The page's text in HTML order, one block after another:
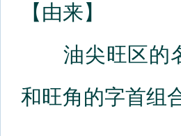
【由来】
油尖旺区的名
和旺角的字首组